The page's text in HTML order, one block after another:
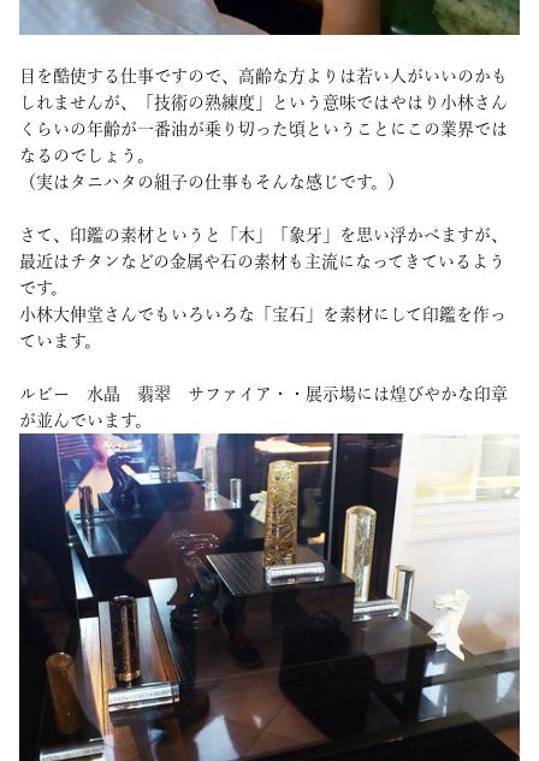
目を酷使する仕事ですので、高齢な方よりは若い人がいいのかも
しれませんが、「技術の熟練度」という意味ではやはり小林さん
くらいの年齢が一番油が乗り切った頃ということにこの業界では
なるのでしょう。
（実はタニハタの組子の仕事もそんな感じです。）
さて、印鑑の素材というと「木」「象牙」を思い浮かべますが、
最近はチタンなどの金属や石の素材も主流になってきているよう
です。
小林大伸堂さんでもいろいろな「宝石」を素材にして印鑑を作っ
ています。
ルビー 水晶 翡翠 サファイア・・展示場には煌びやかな印章
が並んでいます。